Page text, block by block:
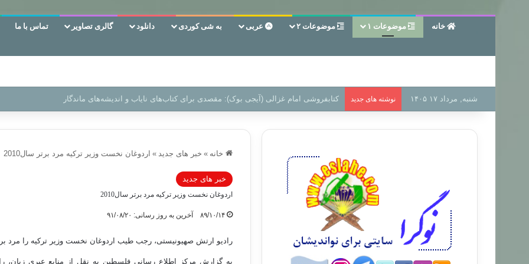
خانه موضوعات ۱ موضوعات ۲ عربی به شی کوردی دانلود گالری تصاویر تماس با ما
شنبه, مرداد ۱۷ ۱۴۰۵ نوشته های جدید سر دفتر فساد در زمین‌، دوری وکناره‌گیری از راه خداست‌!
خانه » خبر های جدید » اردوغان نخست وزیر ترکیه مرد برتر سال2010
خبر های جدید
اردوغان نخست وزیر ترکیه مرد برتر سال2010
۸۹/۱۰/۱۴ آخرین به روز رسانی: ۹۱/۰۸/۲۰
رادیو ارتش صهیونیستی، رجب طیب اردوغان نخست وزیر ترکیه را مرد برتر سال 2010
به گزارش مرکز اطلاع رسانی فلسطین به نقل از منابع عبری زبان،